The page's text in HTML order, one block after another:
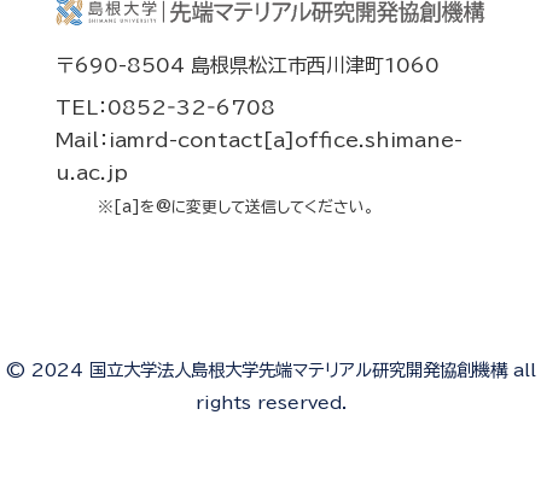
〒690-8504 島根県松江市西川津町1060
TEL：0852‐32‐6708
Mail：iamrd-contact[a]office.shimane-
u.ac.jp
※[a]を@に変更して送信してください。
© 2024 国立大学法人島根大学先端マテリアル研究開発協創機構 all
rights reserved.